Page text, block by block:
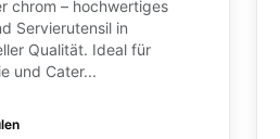
chrom – hochwertiges
Servierutensil in
Qualität. Ideal für
und Cater...